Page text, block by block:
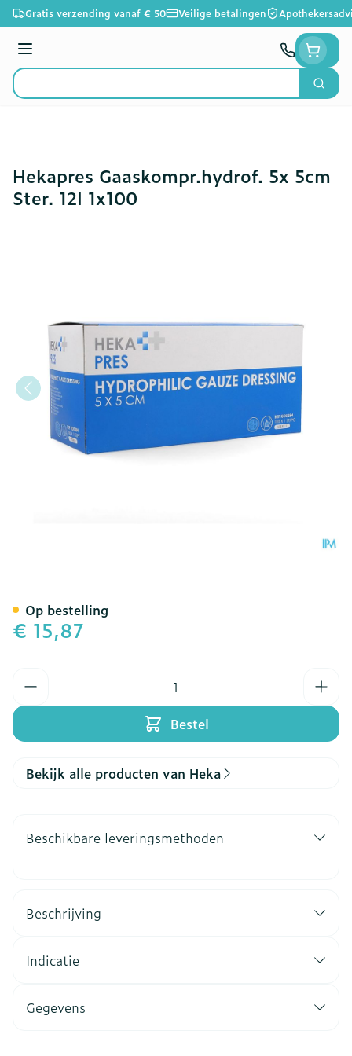
Ga naar de inhoud
Gratis verzending vanaf € 50 Veilige betalingen
Menu
Product, merk, categorie...
Zoek
Hekapres Gaaskompr.hydrof. 5x 5cm
Ster. 12l 1x100
€ 15,87
Bestel
Op bestelling
Bekijk alle producten van Heka
Beschikbare leveringsmethoden
Beschrijving
Indicatie
Gegevens